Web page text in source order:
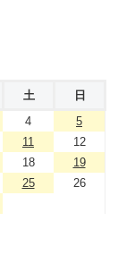
土
日
4
5
11
12
18
19
25
26